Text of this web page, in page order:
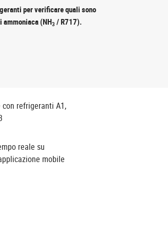
per verificare quali sono
(NH3 / R717).
refrigeranti A1,
reale su
mobile